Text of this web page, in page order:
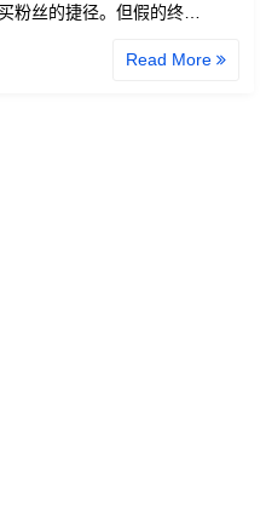
粉丝的捷径。但假的终…
Read More